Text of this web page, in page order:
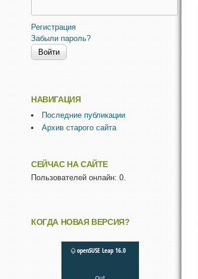
Регистрация
Забыли пароль?
НАВИГАЦИЯ
Последние публикации
Архив старого сайта
СЕЙЧАС НА САЙТЕ
Пользователей онлайн: 0.
КОГДА НОВАЯ ВЕРСИЯ?